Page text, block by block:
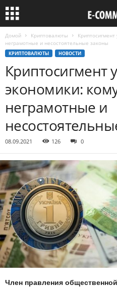
Домой Криптовалюты
неграмотные и несостоятельные законы
КРИПТОВАЛЮТЫ НОВОСТИ
Криптосигмент
экономики:
неграмотные и
08.09.2021 126 0
Член правления